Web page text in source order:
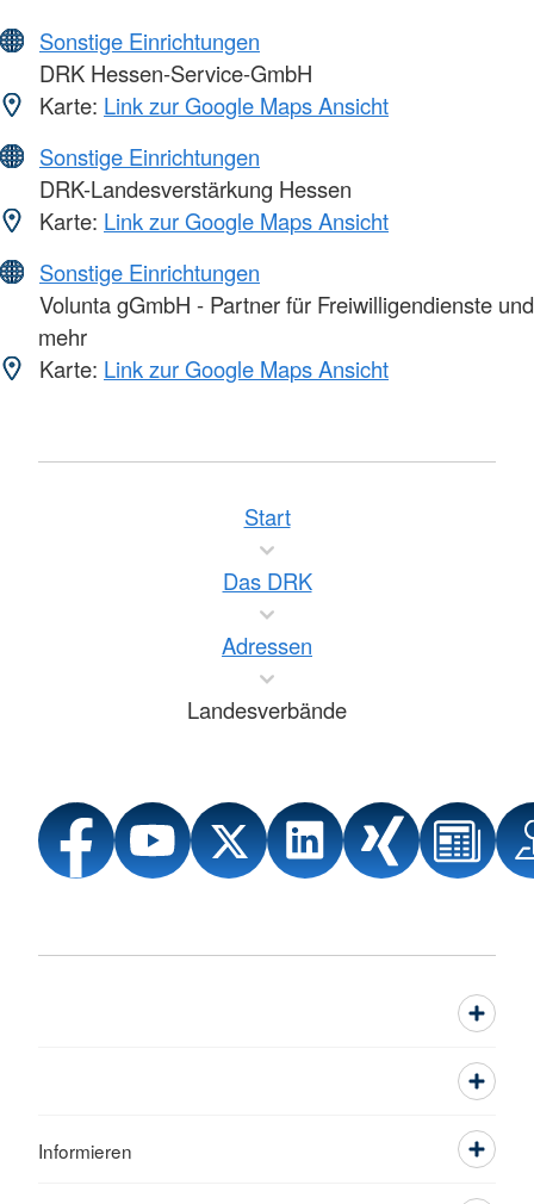
Sonstige Einrichtungen
DRK Hessen-Service-GmbH
Karte: Link zur Google Maps Ansicht
Sonstige Einrichtungen
DRK-Landesverstärkung Hessen
Karte: Link zur Google Maps Ansicht
Sonstige Einrichtungen
Volunta gGmbH - Partner für Freiwilligendienste und
mehr
Karte: Link zur Google Maps Ansicht
Start
Das DRK
Adressen
Landesverbände
Informieren